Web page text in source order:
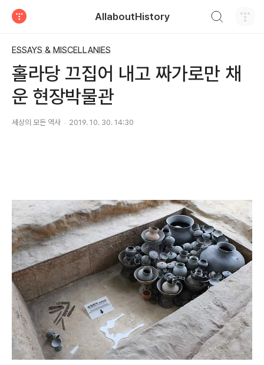
AllaboutHistory
ESSAYS & MISCELLANIES
홀라당 끄집어 내고 짜가로만 채
운 현장박물관
세상의 모든 역사 2019. 10. 30. 14:30